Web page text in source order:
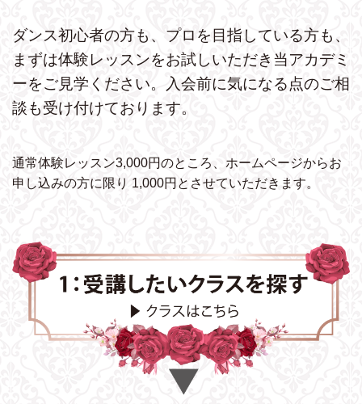
ダンス初心者の方も、プロを目指している方も、
まずは体験レッスンをお試しいただき 当アカデミ
ーをご見学ください。
入会前に気になる点のご相
談も受け付けております。
通常体験レッスン3,000円のところ、ホームページからお
申し込みの方に限り 1,000円とさせていただきます。